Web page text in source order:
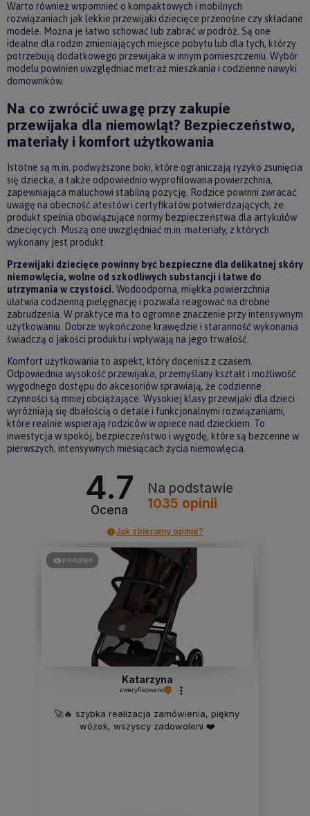
Warto również wspomnieć o kompaktowych i mobilnych
rozwiązaniach jak lekkie przewijaki dziecięce przenośne czy składane
modele. Można je łatwo schować lub zabrać w podróż. Są one
idealne dla rodzin zmieniających miejsce pobytu lub dla tych, którzy
potrzebują dodatkowego przewijaka w innym pomieszczeniu. Wybór
modelu powinien uwzględniać metraż mieszkania i codzienne nawyki
domowników.
Na co zwrócić uwagę przy zakupie
przewijaka dla niemowląt? Bezpieczeństwo,
materiały i komfort użytkowania
Istotne są m.in. podwyższone boki, które ograniczają ryzyko zsunięcia
się dziecka, a także odpowiednio wyprofilowana powierzchnia,
zapewniająca maluchowi stabilną pozycję. Rodzice powinni zwracać
uwagę na obecność atestów i certyfikatów potwierdzających, że
produkt spełnia obowiązujące normy bezpieczeństwa dla artykułów
dziecięcych. Muszą one uwzględniać m.in. materiały, z których
wykonany jest produkt.
Przewijaki dziecięce powinny być bezpieczne dla delikatnej skóry
niemowlęcia, wolne od szkodliwych substancji i łatwe do
utrzymania w czystości. Wodoodporna, miękka powierzchnia
ułatwia codzienną pielęgnację i pozwala reagować na drobne
zabrudzenia. W praktyce ma to ogromne znaczenie przy intensywnym
użytkowaniu. Dobrze wykończone krawędzie i staranność wykonania
świadczą o jakości produktu i wpływają na jego trwałość.
Komfort użytkowania to aspekt, który docenisz z czasem.
Odpowiednia wysokość przewijaka, przemyślany kształt i możliwość
wygodnego dostępu do akcesoriów sprawiają, że codzienne
czynności są mniej obciążające. Wysokiej klasy przewijaki dla dzieci
wyróżniają się dbałością o detale i funkcjonalnymi rozwiązaniami,
które realnie wspierają rodziców w opiece nad dzieckiem. To
inwestycja w spokój, bezpieczeństwo i wygodę, które są bezcenne w
pierwszych, intensywnych miesiącach życia niemowlęcia.
4.7
Ocena
Na podstawie
1035 opinii
Jak zbieramy opinie?
podgląd
Katarzyna
zweryfikowano
🚀🔥 szybka realizacja zamówienia, piękny
wózek, wszyscy zadowoleni ❤️